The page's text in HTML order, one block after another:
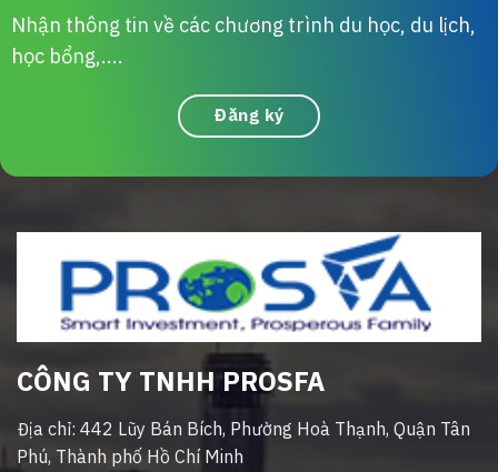
Nhận thông tin về các chương trình du học, du lịch,
học bổng,....
Đăng ký
CÔNG TY TNHH PROSFA
Địa chỉ: 442 Lũy Bán Bích, Phường Hoà Thạnh, Quận Tân
Phú, Thành phố Hồ Chí Minh